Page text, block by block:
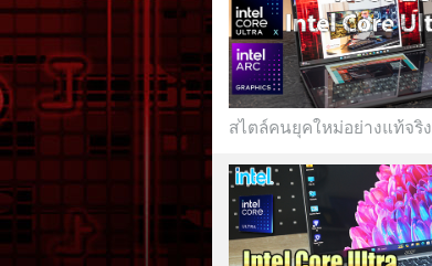
สไตล์คนยุคใหม่อย่างแท้จริง